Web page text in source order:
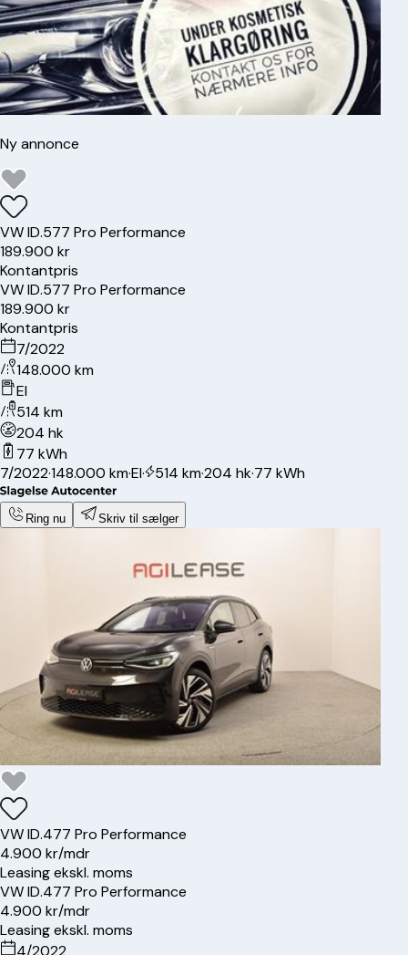
Ny annonce
VWID.577 Pro Performance
189.900 kr
Kontantpris
VWID.577 Pro Performance
189.900 kr
Kontantpris
7/2022
148.000 km
El
514 km
204 hk
77 kWh
7/2022·148.000 km·El· 514 km·204 hk·77 kWh
Ring nu Skriv til sælger
VWID.477 Pro Performance
4.900 kr/mdr
Leasing ekskl. moms
VWID.477 Pro Performance
4.900 kr/mdr
Leasing ekskl. moms
4/2022